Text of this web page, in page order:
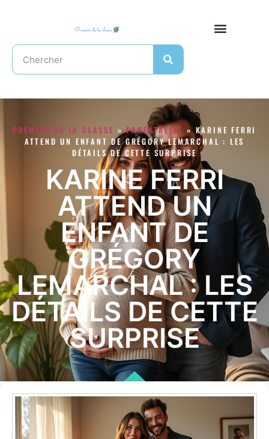
PREMIER DE LA CLASSE »PARENTALITÉ »KARINE FERRI
ATTEND UN ENFANT DE GRÉGORY LEMARCHAL : LES
DÉTAILS DE CETTE SURPRISE
KARINE FERRI
ATTEND UN
ENFANT DE
GRÉGORY
LEMARCHAL : LES
DÉTAILS DE CETTE
SURPRISE